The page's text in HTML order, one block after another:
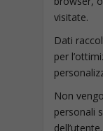
visitate.
Dati
per
Non
personali
dell’utente.